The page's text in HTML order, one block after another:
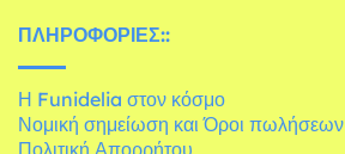
ΠΛΗΡΟΦΟΡΊΕΣ::
Η Funidelia στον κόσμο
Νομική σημείωση και Όροι πωλήσεων